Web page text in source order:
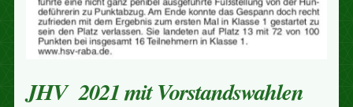
JHV 2021 mit Vorstandswahlen